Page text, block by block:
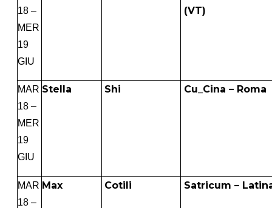
18 –
MER
19
GIU
(VT)
MAR
18 –
MER
19
GIU
Stella Shi Cu_Cina – Roma
MAR
18 –
Max Cotili Satricum –